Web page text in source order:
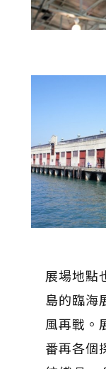
展場地點
島的臨海
風再戰。
番再各個